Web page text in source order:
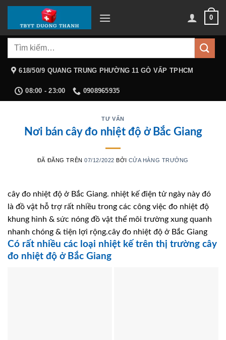
Chuyển
nội
dung
0
Tìm
618/50/9 QUANG TRUNG PHƯỜNG 11 GÒ VẤP TPHCM
08:00 - 23:00 0908965935
TƯ VẤN
Nơi bán cây đo nhiệt độ ở Bắc Giang
ĐÃ ĐĂNG TRÊN07/12/2022 BỞI CỬA HÀNG TRƯỞNG
cây đo nhiệt độ ở Bắc Giang. nhiệt kế điện tử ngày này đó
là đồ vật hỗ trợ rất nhiều trong các công việc đo nhiệt độ
khung hình & sức nóng đồ vật thể môi trường xung quanh
nhanh chóng & tiện lợi rộng.cây đo nhiệt độ ở Bắc Giang
Có rất nhiều các loại nhiệt kế trên thị trường cây
đo nhiệt độ ở Bắc Giang